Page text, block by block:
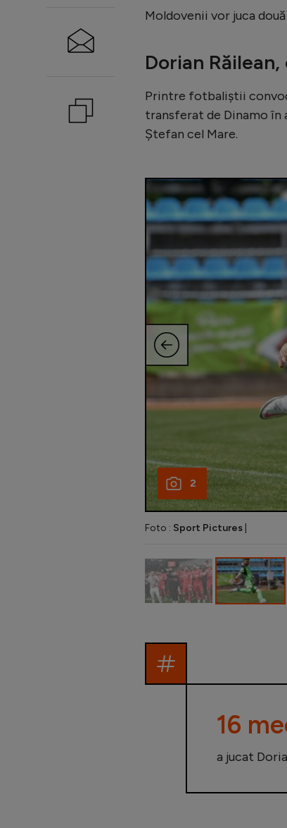
Moldovenii vor juca
Dorian
Printre fotbaliștii
transferat de Dinamo în
Ștefan cel Mare.
2
Foto : Sport Pictures
16
a jucat